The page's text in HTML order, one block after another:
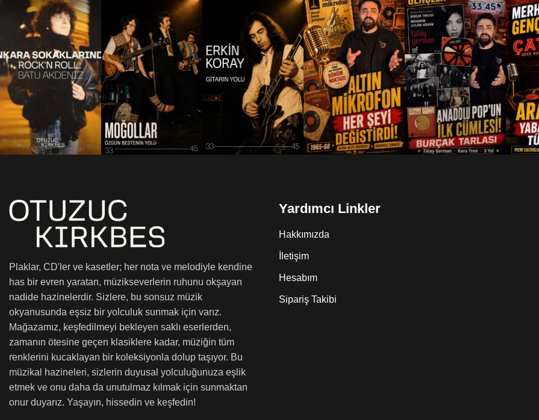
Plaklar, CD'ler ve kasetler; her nota ve melodiyle kendine
has bir evren yaratan, müzikseverlerin ruhunu okşayan
nadide hazinelerdir. Sizlere, bu sonsuz müzik
okyanusunda eşsiz bir yolculuk sunmak için varız.
Mağazamız, keşfedilmeyi bekleyen saklı eserlerden,
zamanın ötesine geçen klasiklere kadar, müziğin tüm
renklerini kucaklayan bir koleksiyonla dolup taşıyor. Bu
müzikal hazineleri, sizlerin duyusal yolculuğunuza eşlik
etmek ve onu daha da unutulmaz kılmak için sunmaktan
onur duyarız. Yaşayın, hissedin ve keşfedin!
Yardımcı Linkler
Hakkımızda
İletişim
Hesabım
Sipariş Takibi